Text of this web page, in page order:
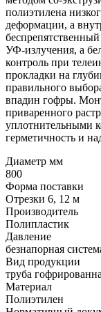
полиэтилена
деформации, а
УФ-излучения, а
контроль при
прокладки на
правильного
впадин гофры.
приваренного
уплотнительными
герметичность и
Диаметр мм
800
Форма поставки
Отрезки 6, 12 м
Производитель
Полипластик
Давление
безнапорная
Вид продукции
труба
Материал
Полиэтилен